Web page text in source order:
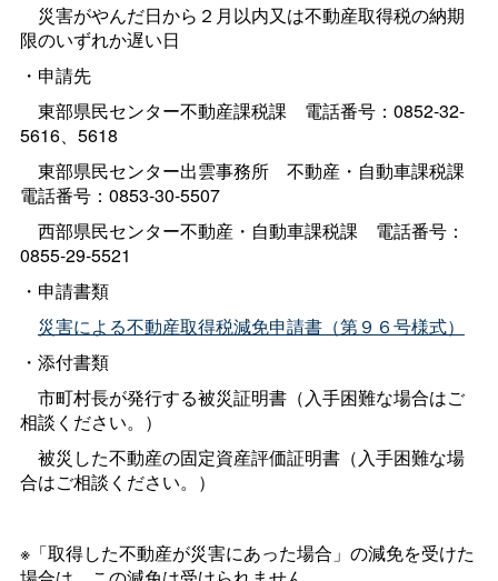
災害がやんだ日から２月以内又は不動産取得税の納期
限のいずれか遅い日
・申請先
東部県民センター不動産課税課 電話番号：0852-32-
5616、5618
東部県民センター出雲事務所 不動産・自動車課税課
電話番号：0853-30-5507
西部県民センター不動産・自動車課税課 電話番号：
0855-29-5521
・申請書類
災害による不動産取得税減免申請書（第９６号様式）
・添付書類
市町村長が発行する被災証明書（入手困難な場合はご
相談ください。）
被災した不動産の固定資産評価証明書（入手困難な場
合はご相談ください。）
※「取得した不動産が災害にあった場合」の減免を受けた